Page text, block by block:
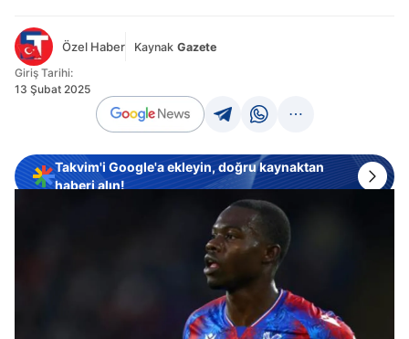
Özel Haber Kaynak Gazete
Giriş Tarihi:
13 Şubat 2025
Takvim'i Google'a ekleyin, doğru kaynaktan
haberi alın!